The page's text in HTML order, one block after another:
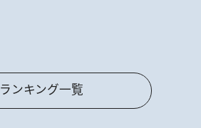
ランキング一覧